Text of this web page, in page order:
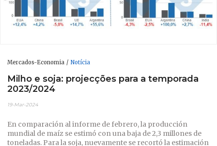
Mercados-Economia Notícia
Milho e soja: projecções para a temporada
2023/2024
19-Mar-2024
En comparación al informe de febrero, la producción
mundial de maíz se estimó con una baja de 2,3 millones de
toneladas. Para la soja, nuevamente se recortó la estimación